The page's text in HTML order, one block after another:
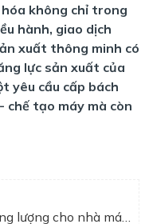
không chỉ trong
hành, giao dịch
xuất thông minh có
lực sản xuất của
yêu cầu cấp bách
chế tạo máy mà còn